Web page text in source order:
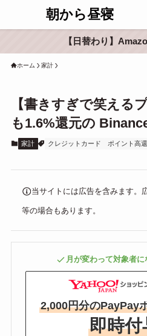
朝から昼寝
【日替わり】
ホーム 家計
【書きすぎで笑える
も1.6%還元の
家計 クレジットカード ポイント高
当サイトには広告を含みます。
等の場合もあります。
月が変わって対象者
2,000円分のPayPay
即時付